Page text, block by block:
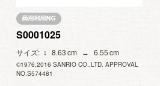
S0001025
サイズ 8.63 6.55
©1976,2016 SANRIO CO.,LTD. APPROVAL
NO.S574481